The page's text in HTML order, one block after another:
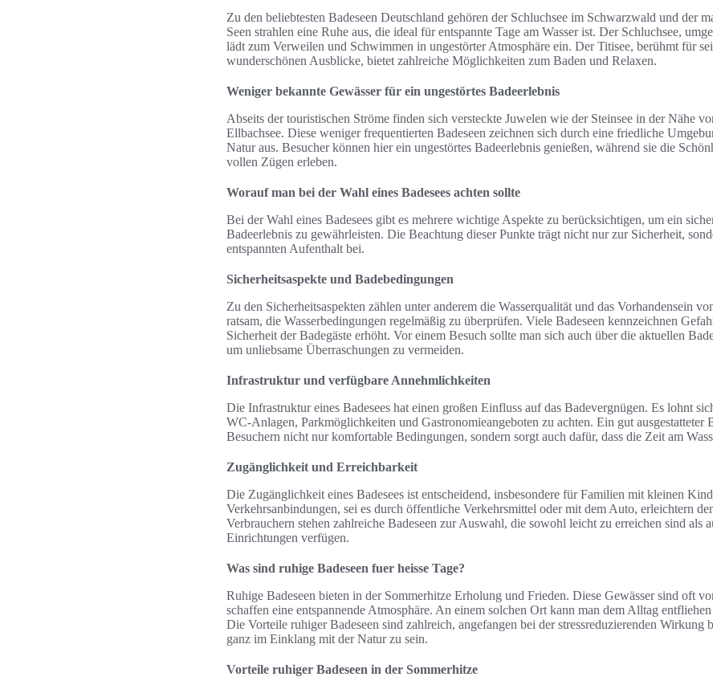
Zu den beliebtesten Badeseen Deutschland gehören der Schluchsee im Schwarzwald und der
Seen strahlen eine Ruhe aus, die ideal für entspannte Tage am Wasser ist. Der Schluchsee,
lädt zum Verweilen und Schwimmen in ungestörter Atmosphäre ein. Der Titisee, berühmt für
wunderschönen Ausblicke, bietet zahlreiche Möglichkeiten zum Baden und Relaxen.
Weniger bekannte Gewässer für ein ungestörtes Badeerlebnis
Abseits der touristischen Ströme finden sich versteckte Juwelen wie der Steinsee in der Nähe
Ellbachsee. Diese weniger frequentierten Badeseen zeichnen sich durch eine friedliche
Natur aus. Besucher können hier ein ungestörtes Badeerlebnis genießen, während sie die
vollen Zügen erleben.
Worauf man bei der Wahl eines Badesees achten sollte
Bei der Wahl eines Badesees gibt es mehrere wichtige Aspekte zu berücksichtigen, um ein
Badeerlebnis zu gewährleisten. Die Beachtung dieser Punkte trägt nicht nur zur Sicherheit,
entspannten Aufenthalt bei.
Sicherheitsaspekte und Badebedingungen
Zu den Sicherheitsaspekten zählen unter anderem die Wasserqualität und das Vorhandensein
ratsam, die Wasserbedingungen regelmäßig zu überprüfen. Viele Badeseen kennzeichnen
Sicherheit der Badegäste erhöht. Vor einem Besuch sollte man sich auch über die aktuellen
um unliebsame Überraschungen zu vermeiden.
Infrastruktur und verfügbare Annehmlichkeiten
Die Infrastruktur eines Badesees hat einen großen Einfluss auf das Badevergnügen. Es lohnt
WC-Anlagen, Parkmöglichkeiten und Gastronomieangeboten zu achten. Ein gut ausgestatteter
Besuchern nicht nur komfortable Bedingungen, sondern sorgt auch dafür, dass die Zeit am
Zugänglichkeit und Erreichbarkeit
Die Zugänglichkeit eines Badesees ist entscheidend, insbesondere für Familien mit kleinen
Verkehrsanbindungen, sei es durch öffentliche Verkehrsmittel oder mit dem Auto, erleichtern
Verbrauchern stehen zahlreiche Badeseen zur Auswahl, die sowohl leicht zu erreichen sind als
Einrichtungen verfügen.
Was sind ruhige Badeseen fuer heisse Tage?
Ruhige Badeseen bieten in der Sommerhitze Erholung und Frieden. Diese Gewässer sind oft
schaffen eine entspannende Atmosphäre. An einem solchen Ort kann man dem Alltag
Die Vorteile ruhiger Badeseen sind zahlreich, angefangen bei der stressreduzierenden
ganz im Einklang mit der Natur zu sein.
Vorteile ruhiger Badeseen in der Sommerhitze